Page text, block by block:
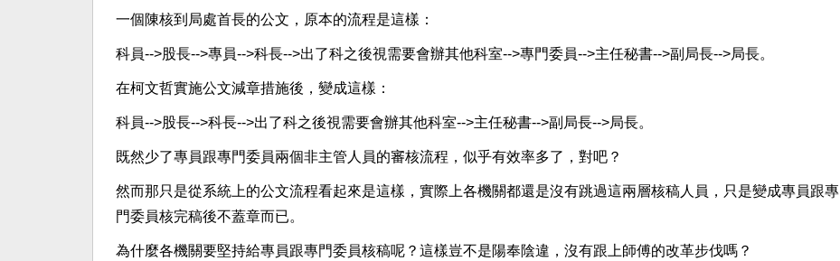
一個陳核到局處首長的公文，原本的流程是這樣：
科員-->股長-->專員-->科長-->出了科之後視需要會辦其他科室-->專門委員-->主任秘書-->副局長-->局長。
在柯文哲實施公文減章措施後，變成這樣：
科員-->股長-->科長-->出了科之後視需要會辦其他科室-->主任秘書-->副局長-->局長。
既然少了專員跟專門委員兩個非主管人員的審核流程，似乎有效率多了，對吧？
然而那只是從系統上的公文流程看起來是這樣，實際上各機關都還是沒有跳過這兩層核稿人員，只是變成專員跟專
門委員核完稿後不蓋章而已。
為什麼各機關要堅持給專員跟專門委員核稿呢？這樣豈不是陽奉陰違，沒有跟上師傅的改革步伐嗎？